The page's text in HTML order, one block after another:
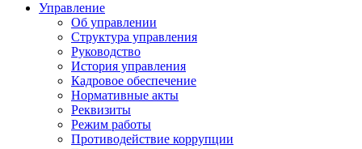
Управление
Об управлении
Структура управления
Руководство
История управления
Кадровое обеспечение
Нормативные акты
Реквизиты
Режим работы
Противодействие коррупции